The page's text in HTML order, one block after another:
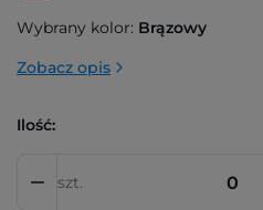
Wybrany kolor: Brązowy
Zobacz opis
Ilość:
szt.